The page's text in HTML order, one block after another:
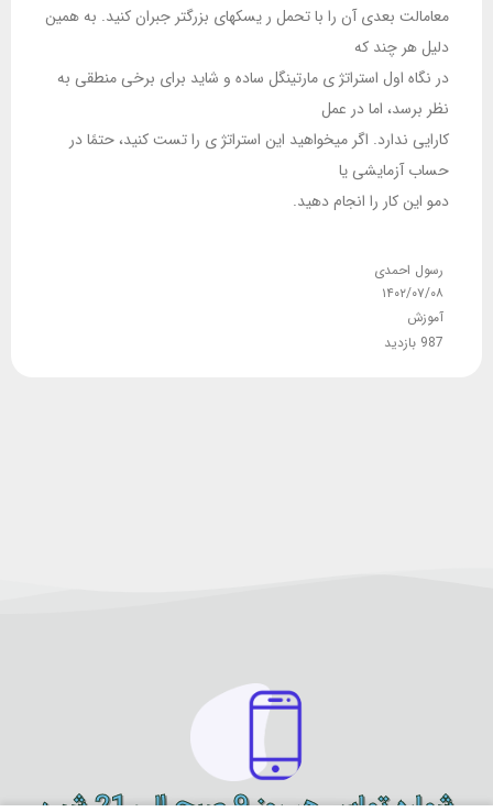
معامالت بعدی آن را با تحمل ر یسکهای بزرگتر جبران کنید. به همین
دلیل هر چند که
در نگاه اول استراتژ ی مارتینگل ساده و شاید برای برخی منطقی به
نظر برسد، اما در عمل
کارایی ندارد. اگر میخواهید این استراتژ ی را تست کنید، حتمًا در
حساب آزمایشی یا
دمو این کار را انجام دهید.
رسول احمدی
۱۴۰۲/۰۷/۰۸
آموزش
987 بازدید